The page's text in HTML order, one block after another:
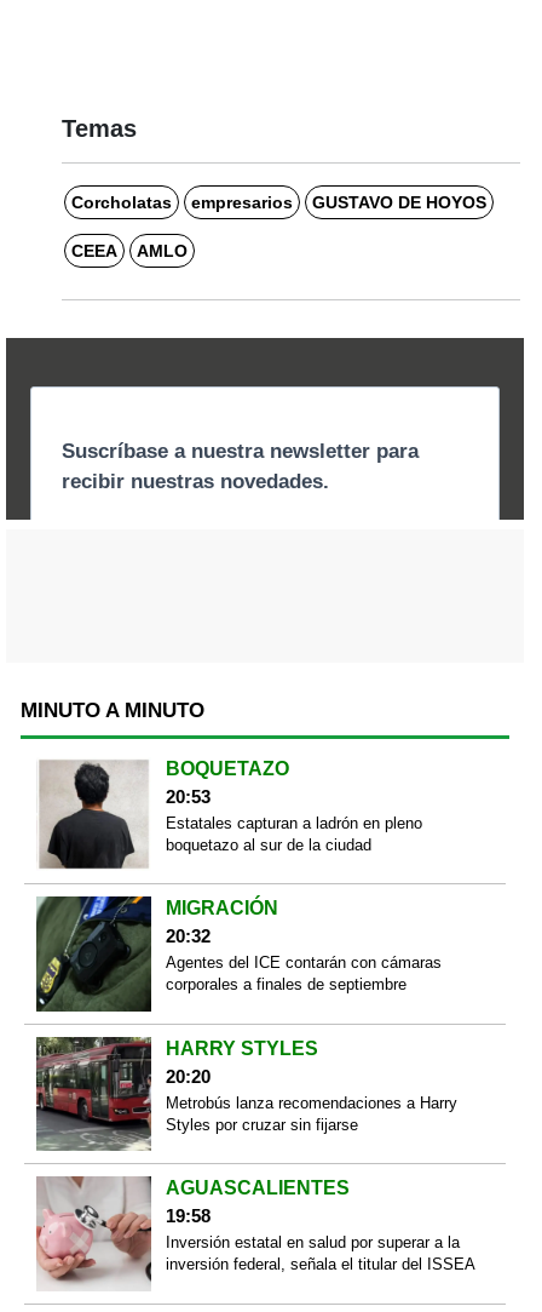
Temas
Corcholatas empresarios GUSTAVO DE HOYOS
CEEA AMLO
MINUTO A MINUTO
BOQUETAZO
20:53
Estatales capturan a ladrón en pleno
boquetazo al sur de la ciudad
MIGRACIÓN
20:32
Agentes del ICE contarán con cámaras
corporales a finales de septiembre
HARRY STYLES
20:20
Metrobús lanza recomendaciones a Harry
Styles por cruzar sin fijarse
AGUASCALIENTES
19:58
Inversión estatal en salud por superar a la
inversión federal, señala el titular del ISSEA